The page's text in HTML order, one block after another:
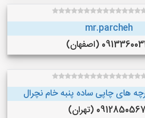
mr.parcheh
(اصفهان)
های چاپی ساده پنبه خام نچرال
(تهران)